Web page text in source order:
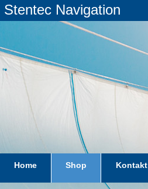
Stentec Navigation
Home Shop Kontakt